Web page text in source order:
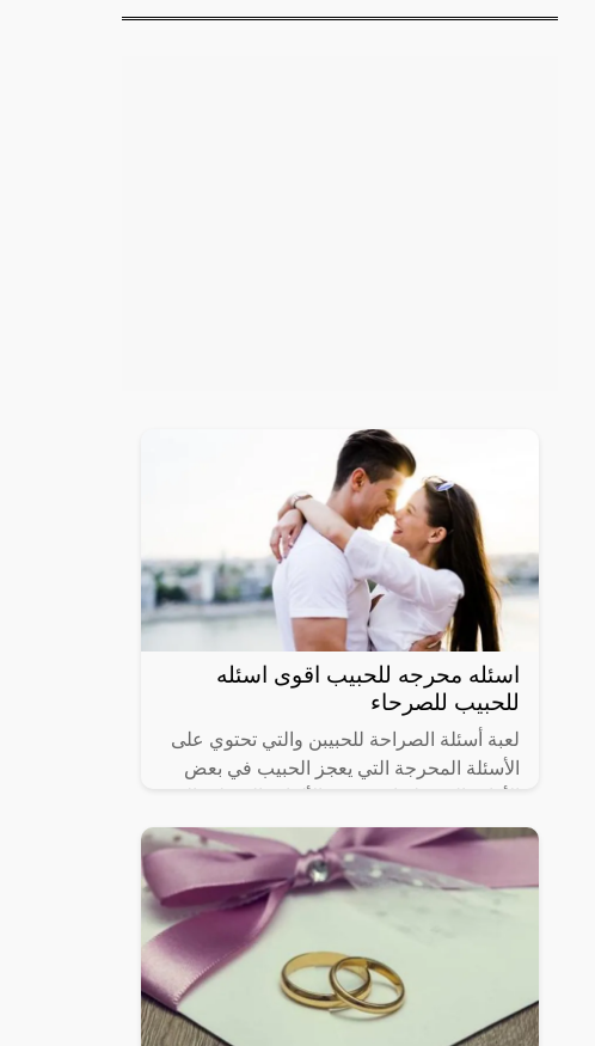
اسئله محرجه للحبيب اقوى اسئله
للحبيب للصرحاء
لعبة أسئلة الصراحة للحبيبن والتي تحتوي على
الأسئلة المحرجة التي يعجز الحبيب في بعض
تساعد على اكتشاف شخصية وأسرار